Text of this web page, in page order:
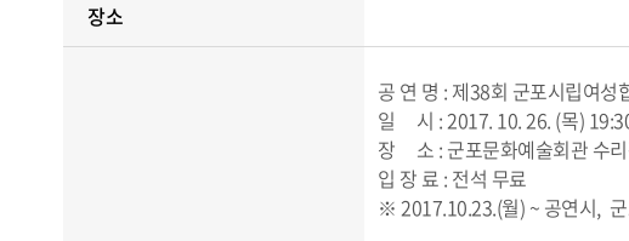
장소
공 연 명 : 제38회 군포시립여
일 시 : 2017. 10. 26. (목)
장 소 : 군포문화예술회관 수
입 장 료 : 전석 무료
※ 2017.10.23.(월) ~ 공연시,